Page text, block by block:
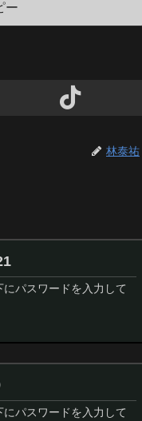
ー
林泰祐
パスワードを入力して
パスワードを入力して